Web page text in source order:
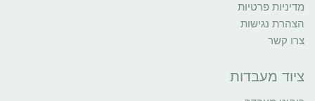
מדיניות פרטיות
הצהרת נגישות
צרו קשר
ציוד מעבדות